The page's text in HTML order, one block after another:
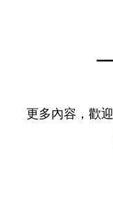
更多內容，歡迎